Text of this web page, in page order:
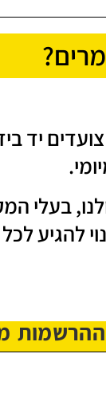
צועדים יד
בעלי
להגיע